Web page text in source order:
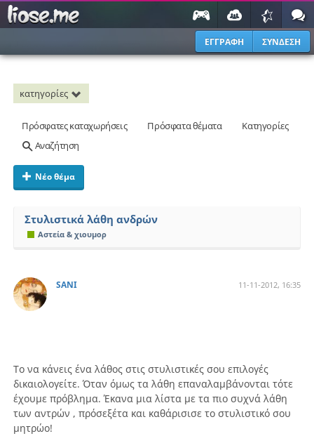
ΕΓΓΡΑΦΗ ΣΥΝΔΕΣΗ
κατηγορίες
Πρόσφατες καταχωρήσεις Πρόσφατα θέματα
Κατηγορίες
Αναζήτηση
Νέο θέμα
Στυλιστικά λάθη ανδρών
Αστεία & χιουμορ
SANI 11-11-2012, 16:35
Το να κάνεις ένα λάθος στις στυλιστικές σου επιλογές
δικαιολογείτε. Όταν όμως τα λάθη επαναλαμβάνονται τότε
έχουμε πρόβλημα. Έκανα μια λίστα με τα πιο συχνά λάθη
των αντρών , πρόσεξέτα και καθάρισισε το στυλιστικό σου
μητρώο!